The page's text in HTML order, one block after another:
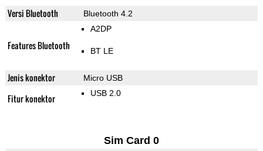
Versi Bluetooth Bluetooth 4.2
Features Bluetooth
A2DP
BT LE
Jenis konektor Micro USB
Fitur konektor USB 2.0
Sim Card 0